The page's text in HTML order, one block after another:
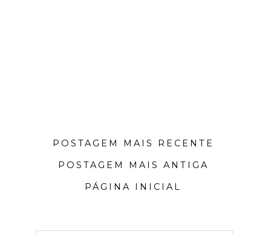
POSTAGEM MAIS RECENTE
POSTAGEM MAIS ANTIGA
PÁGINA INICIAL